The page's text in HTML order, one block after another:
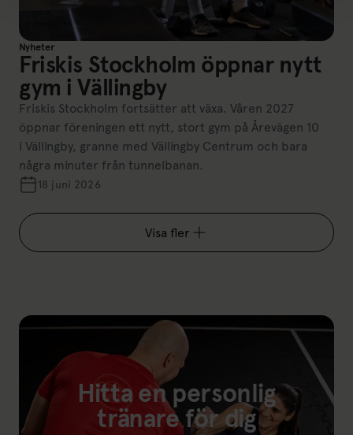
Nyheter
Friskis Stockholm öppnar nytt
gym i Vällingby
Friskis Stockholm fortsätter att växa. Våren 2027
öppnar föreningen ett nytt, stort gym på Årevägen 10
i Vällingby, granne med Vällingby Centrum och bara
några minuter från tunnelbanan.
18 juni 2026
Visa fler
Hitta en personlig
tränare för dig